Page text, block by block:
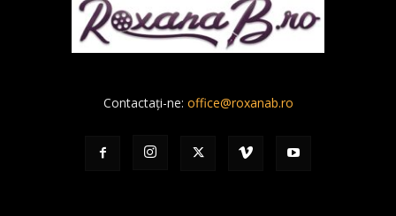
Contactați-ne: office@roxanab.ro